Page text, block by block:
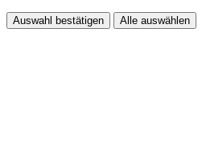
Auswahl bestätigen Alle auswählen